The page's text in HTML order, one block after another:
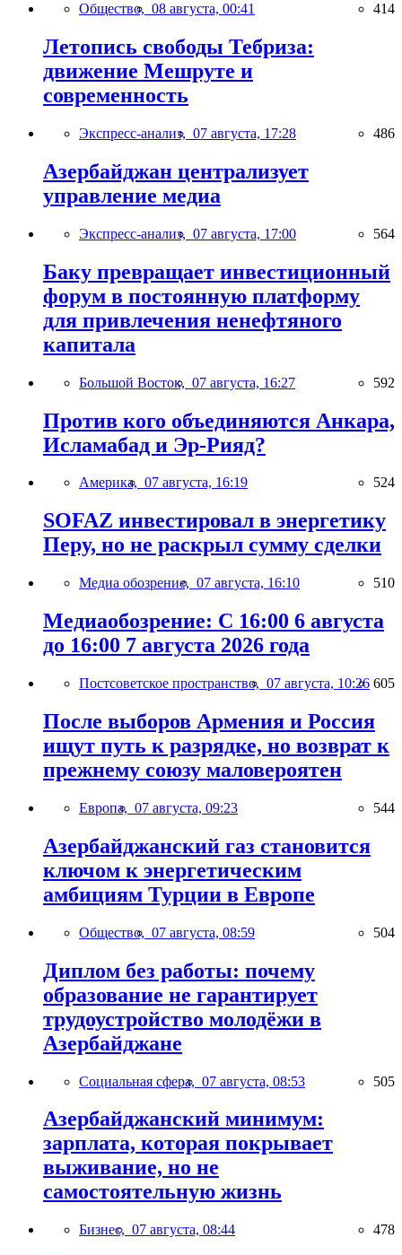
Общество, 08 августа, 00:41 414
Летопись свободы Тебриза:
движение Мешруте и
современность
Экспресс-анализ, 07 августа, 17:28 486
Азербайджан централизует
управление медиа
Экспресс-анализ, 07 августа, 17:00 564
Баку превращает инвестиционный
форум в постоянную платформу
для привлечения ненефтяного
капитала
Большой Восток, 07 августа, 16:27 592
Против кого объединяются Анкара,
Исламабад и Эр-Рияд?
Америка, 07 августа, 16:19 524
SOFAZ инвестировал в энергетику
Перу, но не раскрыл сумму сделки
Медиа обозрение, 07 августа, 16:10 510
Медиаобозрение: С 16:00 6 августа
до 16:00 7 августа 2026 года
Постсоветское пространство, 07 августа, 10:26 605
После выборов Армения и Россия
ищут путь к разрядке, но возврат к
прежнему союзу маловероятен
Европа, 07 августа, 09:23 544
Азербайджанский газ становится
ключом к энергетическим
амбициям Турции в Европе
Общество, 07 августа, 08:59 504
Диплом без работы: почему
образование не гарантирует
трудоустройство молодёжи в
Азербайджане
Социальная сфера, 07 августа, 08:53 505
Азербайджанский минимум:
зарплата, которая покрывает
выживание, но не
самостоятельную жизнь
Бизнес, 07 августа, 08:44 478